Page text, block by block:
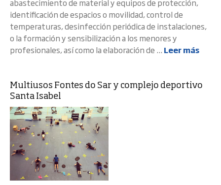
abastecimiento de material y equipos de protección,
identificación de espacios o movilidad, control de
temperaturas, desinfección periódica de instalaciones,
o la formación y sensibilización a los menores y
profesionales, así como la elaboración de ... Leer más
Multiusos Fontes do Sar y complejo deportivo
Santa Isabel